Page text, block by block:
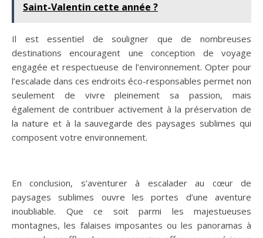
Saint-Valentin cette année ?
Il est essentiel de souligner que de nombreuses
destinations encouragent une conception de voyage
engagée et respectueuse de l’environnement. Opter pour
l’escalade dans ces endroits éco-responsables permet non
seulement de vivre pleinement sa passion, mais
également de contribuer activement à la préservation de
la nature et à la sauvegarde des paysages sublimes qui
composent votre environnement.
En conclusion, s’aventurer à escalader au cœur de
paysages sublimes ouvre les portes d’une aventure
inoubliable. Que ce soit parmi les majestueuses
montagnes, les falaises imposantes ou les panoramas à